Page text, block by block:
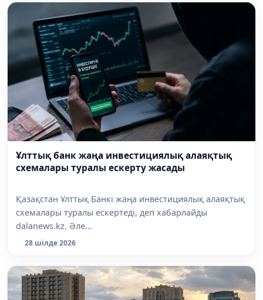
Ұлттық банк жаңа инвестициялық алаяқтық
схемалары туралы ескерту жасады
Қазақстан Ұлттық Банкі жаңа инвестициялық алаяқтық
схемалары туралы ескертеді, деп хабарлайды
dalanews.kz. Әле...
28 шілде 2026